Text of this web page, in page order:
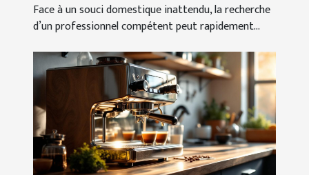
Face à un souci domestique inattendu, la recherche
d’un professionnel compétent peut rapidement...